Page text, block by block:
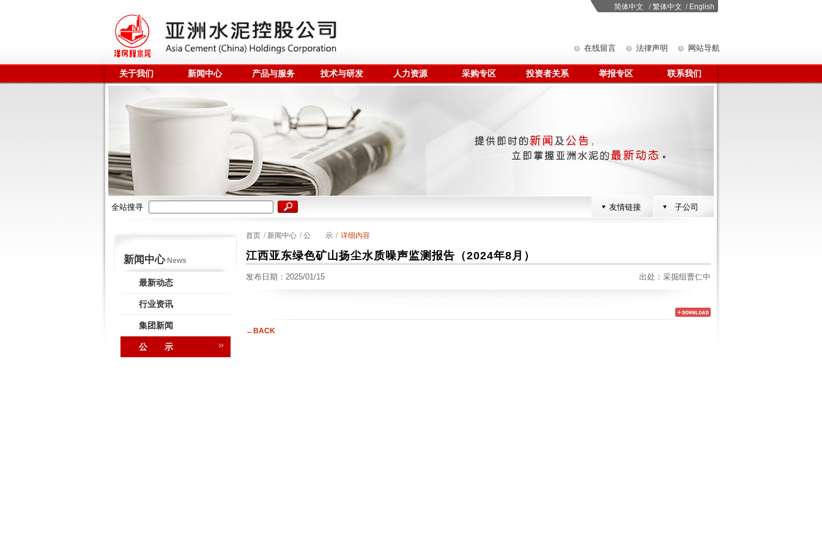
简体中文 / 繁体中文 / English
网站导航
法律声明
在线留言
关于我们 新闻中心 产品与服务 技术与研发 人力资源 采购专区 投资者关系 举报专区 联系我们
全站搜寻 子公司
友情链接
新闻中心News
最新动态
行业资讯
集团新闻
公 示
首页 / 新闻中心 / 公 示 / 详细内容
江西亚东绿色矿山扬尘水质噪声监测报告（2024年8月）
发布日期：2025/01/15 出处：采掘组曹仁中
←BACK